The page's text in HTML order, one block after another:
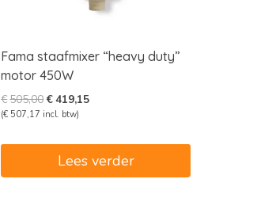
Fama staafmixer “heavy duty”
motor 450W
€505,00Oorspronkelijke
prijs
€505,00.
€419,15Huidige
€419,15.
(€ 507,17 incl. btw)
Lees verder